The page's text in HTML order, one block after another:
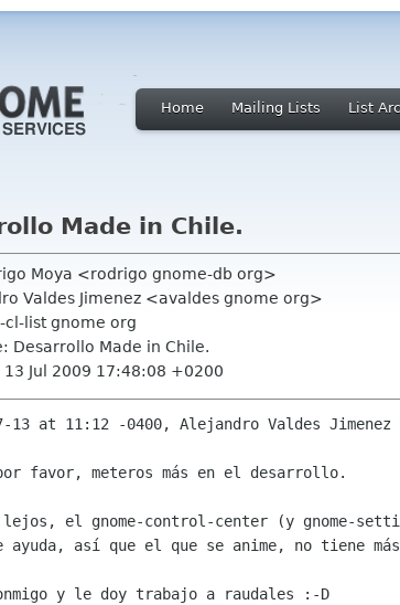
Home Mailing Lists List
Made in Chile.
Moya <rodrigo gnome-db org>
Valdes Jimenez <avaldes gnome org>
cl-list gnome org
Desarrollo Made in Chile.
13 Jul 2009 17:48:08 +0200
13 at 11:12 -0400, Alejandro Valdes Jimenez
favor, meteros más en el desarrollo.
el gnome-control-center (y gnome-
ayuda, así que el que se anime, no tiene más
y le doy trabajo a raudales :-D